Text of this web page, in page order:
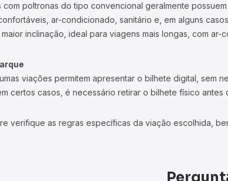
com poltronas do tipo convencional geralmente
ar-condicionado, sanitário e, em alguns
maior inclinação, ideal para viagens mais longas, com
viações permitem apresentar o bilhete digital, sem
certos casos, é necessário retirar o bilhete físico antes
verifique as regras específicas da viação escolhida,